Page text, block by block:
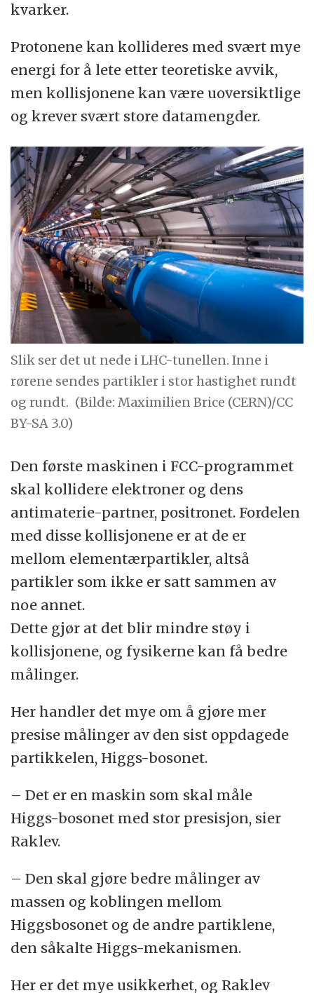
kvarker.
Protonene kan kollideres med svært mye
energi for å lete etter teoretiske avvik,
men kollisjonene kan være uoversiktlige
og krever svært store datamengder.
Slik ser det ut nede i LHC-tunellen. Inne i
rørene sendes partikler i stor hastighet rundt
og rundt. (Bilde: Maximilien Brice (CERN)/CC
BY-SA 3.0)
Den første maskinen i FCC-programmet
skal kollidere elektroner og dens
antimaterie-partner, positronet. Fordelen
med disse kollisjonene er at de er
mellom elementærpartikler, altså
partikler som ikke er satt sammen av
noe annet.
Dette gjør at det blir mindre støy i
kollisjonene, og fysikerne kan få bedre
målinger.
Her handler det mye om å gjøre mer
presise målinger av den sist oppdagede
partikkelen, Higgs-bosonet.
– Det er en maskin som skal måle
Higgs-bosonet med stor presisjon, sier
Raklev.
– Den skal gjøre bedre målinger av
massen og koblingen mellom
Higgsbosonet og de andre partiklene,
den såkalte Higgs-mekanismen.
Her er det mye usikkerhet, og Raklev